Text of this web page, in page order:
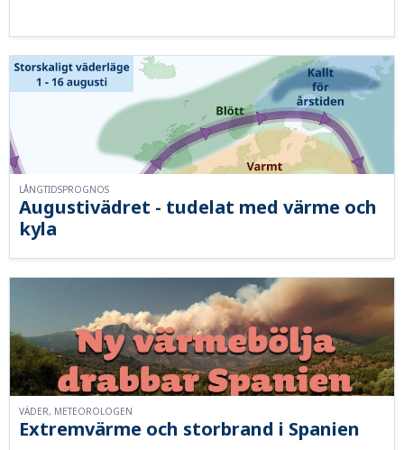
Augustivädret - tudelat med värme och
kyla
LÅNGTIDSPROGNOS
Extremvärme och storbrand i Spanien
VÄDER, METEOROLOGEN